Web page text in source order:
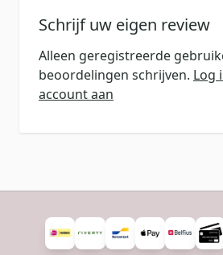
Schrijf uw eigen review
Alleen geregistreerde
beoordelingen schrijven. Log
account aan